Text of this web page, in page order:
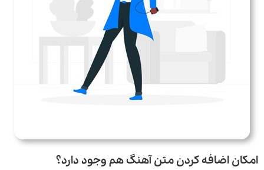
امکان اضافه کردن متن آهنگ هم وجود دارد؟